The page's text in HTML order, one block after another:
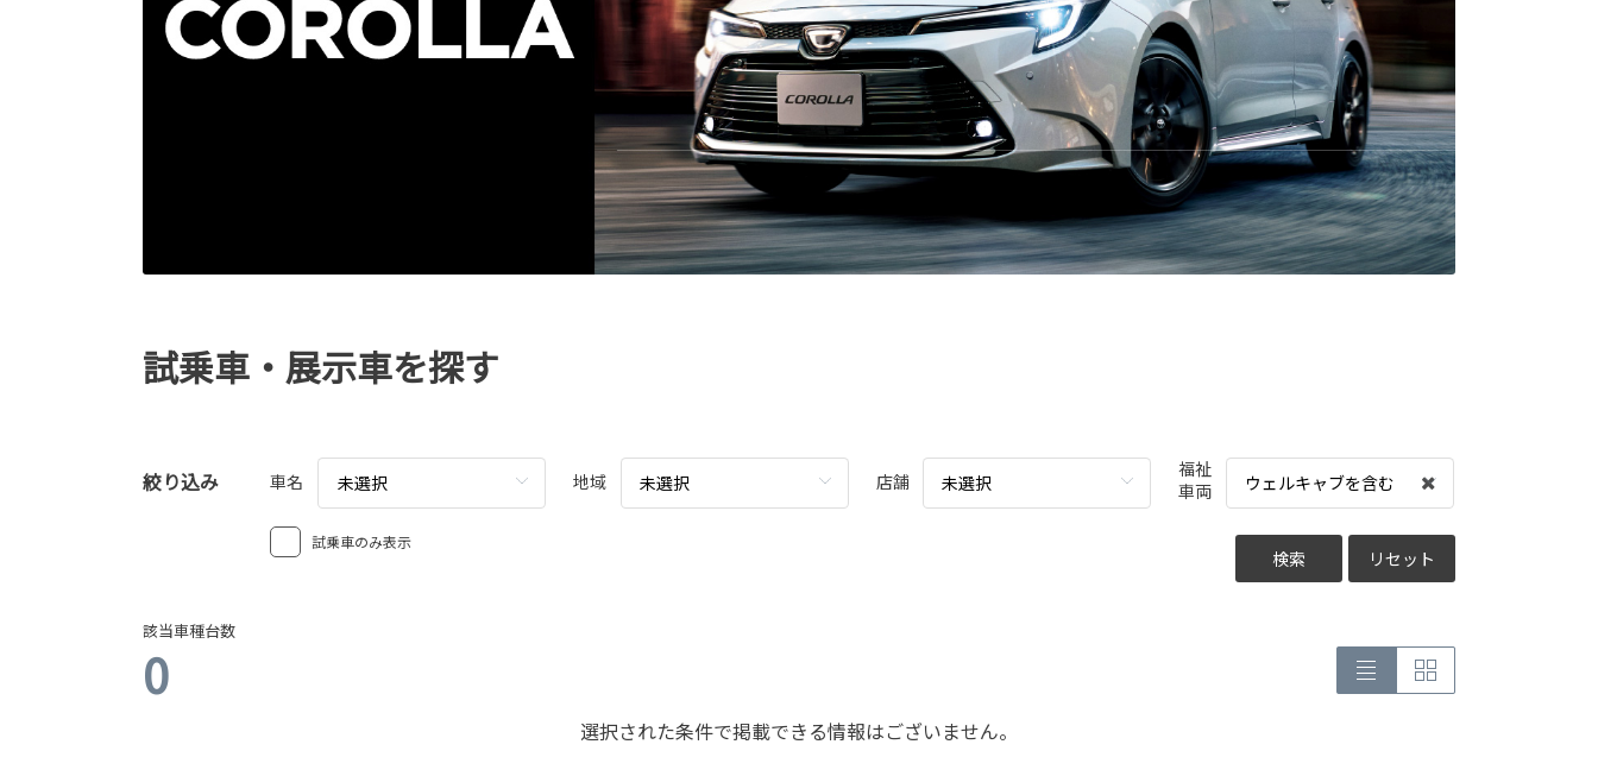
試乗車・展示車を探す
絞り込み 車名 未選択 地域 未選択 店舗 未選択
福祉
車両
ウェルキャブを含む
試乗車のみ表示
検索 リセット
該当車種台数
0
選択された条件で掲載できる情報はございません。